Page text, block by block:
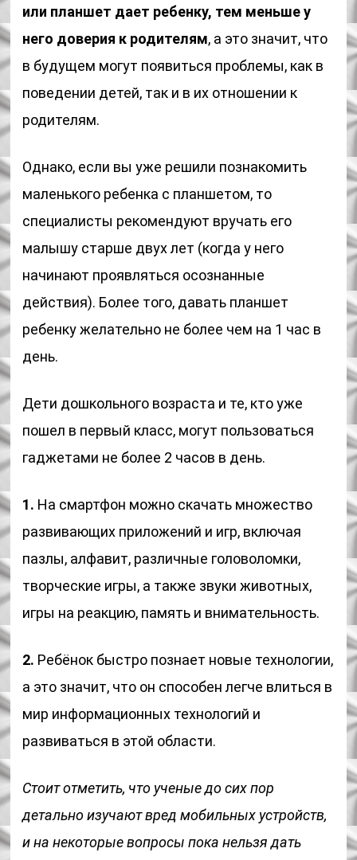
или планшет дает ребенку, тем меньше у
него доверия к родителям, а это значит, что
в будущем могут появиться проблемы, как в
поведении детей, так и в их отношении к
родителям.
Однако, если вы уже решили познакомить
маленького ребенка с планшетом, то
специалисты рекомендуют вручать его
малышу старше двух лет (когда у него
начинают проявляться осознанные
действия). Более того, давать планшет
ребенку желательно не более чем на 1 час в
день.
Дети дошкольного возраста и те, кто уже
пошел в первый класс, могут пользоваться
гаджетами не более 2 часов в день.
1. На смартфон можно скачать множество
развивающих приложений и игр, включая
пазлы, алфавит, различные головоломки,
творческие игры, а также звуки животных,
игры на реакцию, память и внимательность.
2. Ребёнок быстро познает новые технологии,
а это значит, что он способен легче влиться в
мир информационных технологий и
развиваться в этой области.
Стоит отметить, что ученые до сих пор
детально изучают вред мобильных устройств,
и на некоторые вопросы пока нельзя дать